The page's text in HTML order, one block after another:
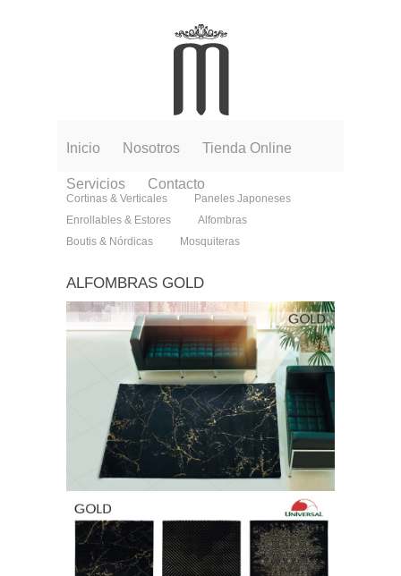
Inicio Nosotros Tienda Online
Servicios Contacto
Cortinas & Verticales
Paneles Japoneses
Enrollables & Estores
Alfombras
Boutis & Nórdicas
Mosquiteras
ALFOMBRAS GOLD